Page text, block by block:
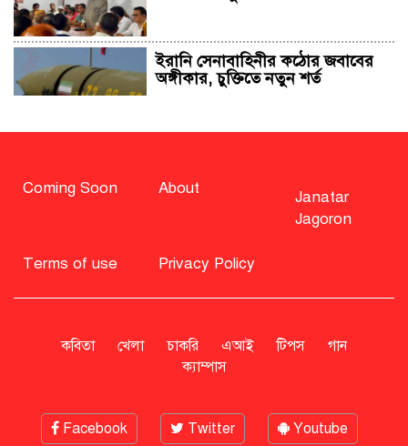
ইরানি সেনাবাহিনীর কঠোর জবাবের
অঙ্গীকার, চুক্তিতে নতুন শর্ত
বিএনপি নিয়ে জামায়াতের মন্তব্যে
এনসিপি
সাহাবুদ্দিন
Coming Soon About
Janatar
Jagoron
Terms of use Privacy Policy
কবিতা খেলা চাকরি এআই টিপস
গান
ক্যাম্পাস
Facebook Twitter Youtube